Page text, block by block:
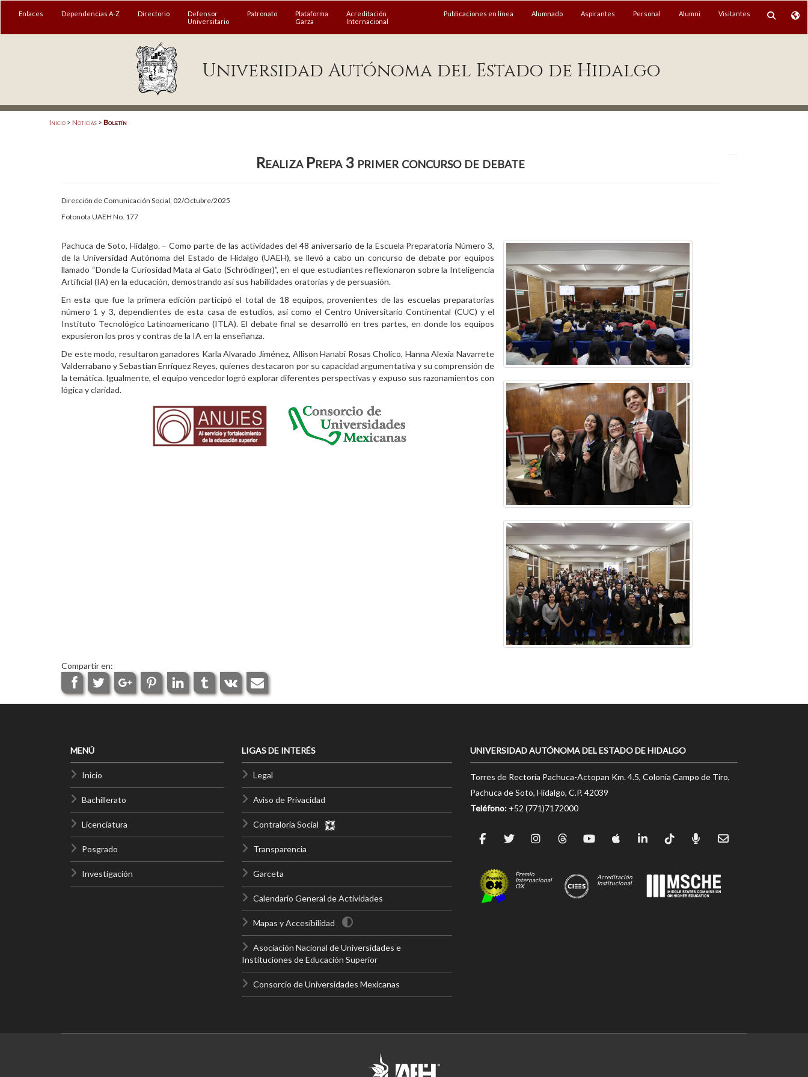
MENÚ
Enlaces Dependencias A-Z Directorio
Defensor
Universitario
Patronato
Plataforma
Garza
Acreditación
Internacional
Publicaciones en línea Alumnado Aspirantes Personal Alumni Visitantes
Universidad Autónoma del Estado de Hidalgo
Inicio > Noticias > Boletín
Realiza Prepa 3 primer concurso de debate
Dirección de Comunicación Social, 02/Octubre/2025
Fotonota UAEH No. 177
Pachuca de Soto, Hidalgo. – Como parte de las actividades del 48 aniversario de la Escuela Preparatoria Número 3,
de la Universidad Autónoma del Estado de Hidalgo (UAEH), se llevó a cabo un concurso de debate por equipos
llamado “Donde la Curiosidad Mata al Gato (Schrödinger)”, en el que estudiantes reflexionaron sobre la Inteligencia
Artificial (IA) en la educación, demostrando así sus habilidades oratorias y de persuasión.
En esta que fue la primera edición participó el total de 18 equipos, provenientes de las escuelas preparatorias
número 1 y 3, dependientes de esta casa de estudios, así como el Centro Universitario Continental (CUC) y el
Instituto Tecnológico Latinoamericano (ITLA). El debate final se desarrolló en tres partes, en donde los equipos
expusieron los pros y contras de la IA en la enseñanza.
De este modo, resultaron ganadores Karla Alvarado Jiménez, Allison Hanabi Rosas Cholico, Hanna Alexia Navarrete
Valderrabano y Sebastian Enríquez Reyes, quienes destacaron por su capacidad argumentativa y su comprensión de
la temática. Igualmente, el equipo vencedor logró explorar diferentes perspectivas y expuso sus razonamientos con
lógica y claridad.
Compartir en:
MENÚ
Inicio
Bachillerato
Licenciatura
Posgrado
Investigación
LIGAS DE INTERÉS
Legal
Aviso de Privacidad
Contraloría Social
Transparencia
Garceta
Calendario General de Actividades
Mapas y Accesibilidad
Asociación Nacional de Universidades e
Instituciones de Educación Superior
Consorcio de Universidades Mexicanas
UNIVERSIDAD AUTÓNOMA DEL ESTADO DE HIDALGO
Torres de Rectoría Pachuca-Actopan Km. 4.5, Colonia Campo de Tiro,
Pachuca de Soto, Hidalgo, C.P. 42039
Teléfono: +52 (771)7172000
Premio
Internacional
OX
Acreditación
Institucional